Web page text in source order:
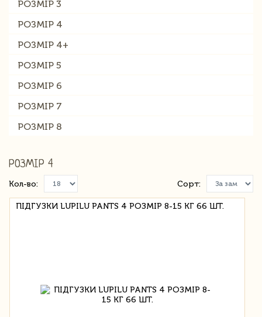
РОЗМІР 3
РОЗМІР 4
РОЗМІР 4+
РОЗМІР 5
РОЗМІР 6
РОЗМІР 7
РОЗМІР 8
РОЗМІР 4
Кол-во: Сорт:
ПІДГУЗКИ LUPILU PANTS 4 РОЗМІР 8-15 КГ 66 ШТ.